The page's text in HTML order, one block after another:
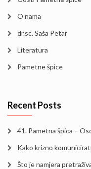
O nama
dr.sc. Saša Petar
Literatura
Pametne špice
Recent Posts
41. Pametna špica –
Kako krizno
Što je namjera